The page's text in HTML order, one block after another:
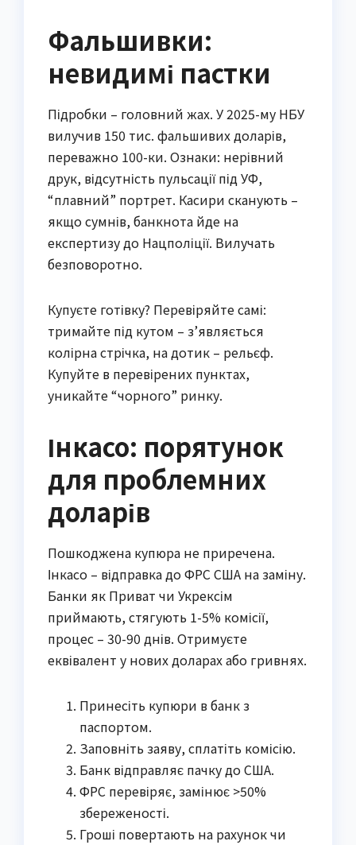
Фальшивки:
невидимі пастки
Підробки – головний жах. У 2025-му НБУ
вилучив 150 тис. фальшивих доларів,
переважно 100-ки. Ознаки: нерівний
друк, відсутність пульсації під УФ,
“плавний” портрет. Касири сканують –
якщо сумнів, банкнота йде на
експертизу до Нацполіції. Вилучать
безповоротно.
Купуєте готівку? Перевіряйте самі:
тримайте під кутом – з’являється
колірна стрічка, на дотик – рельєф.
Купуйте в перевірених пунктах,
уникайте “чорного” ринку.
Інкасо: порятунок
для проблемних
доларів
Пошкоджена купюра не приречена.
Інкасо – відправка до ФРС США на заміну.
Банки як Приват чи Укрексім
приймають, стягують 1-5% комісії,
процес – 30-90 днів. Отримуєте
еквівалент у нових доларах або гривнях.
Принесіть купюри в банк з
паспортом.
Заповніть заяву, сплатіть комісію.
Банк відправляє пачку до США.
ФРС перевіряє, замінює >50%
збереженості.
Гроші повертають на рахунок чи